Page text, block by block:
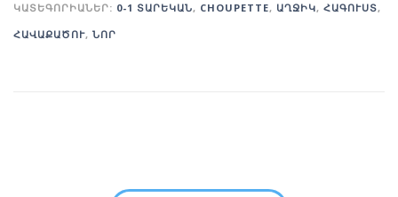
ԿԱՏԵԳՈՐԻԱՆԵՐ: 0-1 ՏԱՐԵԿԱՆ, CHOUPETTE, ԱՂՋԻԿ, ՀԱԳՈՒՍՏ,
ՀԱՎԱՔԱԾՈՒ, ՆՈՐ